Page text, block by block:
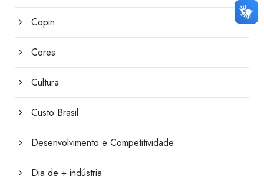
Copin
Cores
Cultura
Custo Brasil
Desenvolvimento e Competitividade
Dia de + indústria